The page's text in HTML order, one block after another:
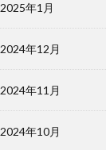
2025年1月
2024年12月
2024年11月
2024年10月